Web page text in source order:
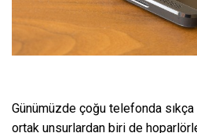
Günümüzde çoğu telefonda
ortak unsurlardan biri de